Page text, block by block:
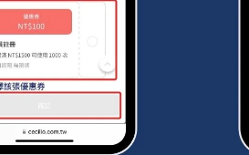
無反射的玻璃是必須的。玻璃封體劑
實呈現。這對於專業攝影師和展覽設